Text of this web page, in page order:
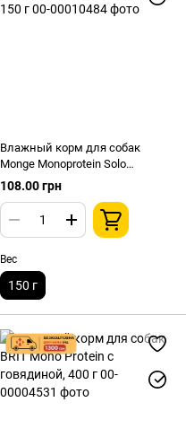
Влажный корм для собак
Monge Monoprotein Solo
консерва паштет с олениной
108.00 грн
Вес
150 г